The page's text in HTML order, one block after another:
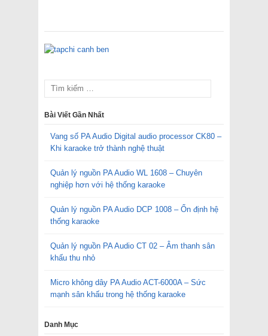
Bài Viết Gần Nhất
Vang số PA Audio Digital audio processor CK80 –
Khi karaoke trở thành nghệ thuật
Quản lý nguồn PA Audio WL 1608 – Chuyên
nghiệp hơn với hệ thống karaoke
Quản lý nguồn PA Audio DCP 1008 – Ổn định hệ
thống karaoke
Quản lý nguồn PA Audio CT 02 – Âm thanh sân
khấu thu nhỏ
Micro không dây PA Audio ACT-6000A – Sức
mạnh sân khấu trong hệ thống karaoke
Danh Mục